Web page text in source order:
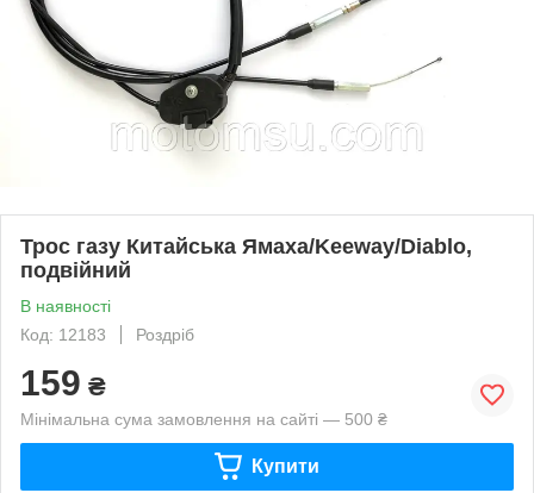
Трос газу Китайська Ямаха/Keeway/Diablo,
подвійний
В наявності
Код: 12183
Роздріб
159 ₴
Мінімальна сума замовлення на сайті — 500 ₴
Купити